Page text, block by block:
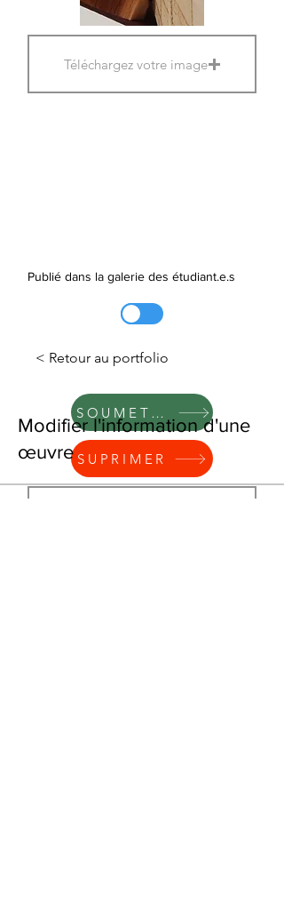
Téléchargez votre image
Publié dans la galerie des étudiant.e.s
SOUMETTRE
SUPRIMER
< Retour au portfolio
Modifier l'information d'une
œuvre